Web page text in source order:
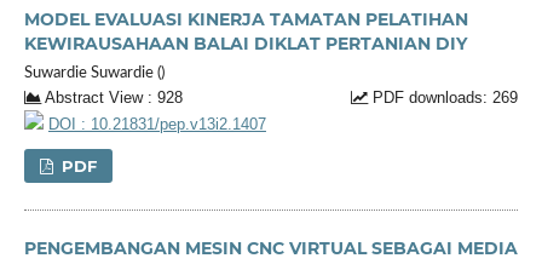
MODEL EVALUASI KINERJA TAMATAN PELATIHAN
KEWIRAUSAHAAN BALAI DIKLAT PERTANIAN DIY
Suwardie Suwardie ()
Abstract View : 928
PDF downloads: 269
DOI : 10.21831/pep.v13i2.1407
PDF
PENGEMBANGAN MESIN CNC VIRTUAL SEBAGAI MEDIA